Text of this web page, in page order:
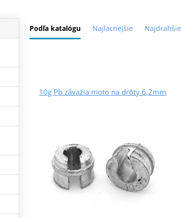
Podľa katalógu Najlacnejšie Najdrahšie
10g Pb závažia moto na drôty 6,2mm